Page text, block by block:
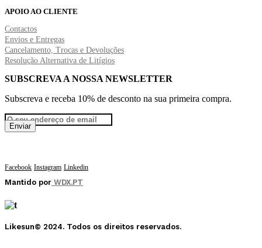
APOIO AO CLIENTE
Contactos
Envios e Entregas
Cancelamento, Trocas e Devoluções
Resolução Alternativa de Litígios
SUBSCREVA A NOSSA NEWSLETTER
Subscreva e receba 10% de desconto na sua primeira compra.
Facebook Instagram Linkedin
Mantido por WDX.PT
Likesun© 2024. Todos os direitos reservados.